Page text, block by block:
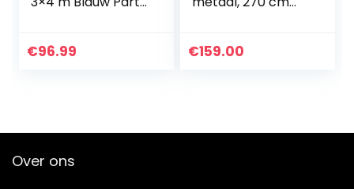
€96.99
rozenboog van
klimplanten,
€159.00
Over ons